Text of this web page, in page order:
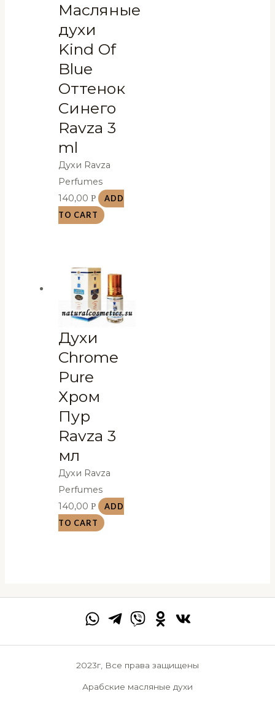
Масляные
духи
Kind Of
Blue
Оттенок
Синего
Ravza 3
ml
Духи Ravza
Perfumes
140,00Р
ADD
TO CART
Духи
Chrome
Pure
Хром
Пур
Ravza 3
мл
Духи Ravza
Perfumes
140,00Р
ADD
TO CART
2023г, Все права защищены
Арабские масляные духи